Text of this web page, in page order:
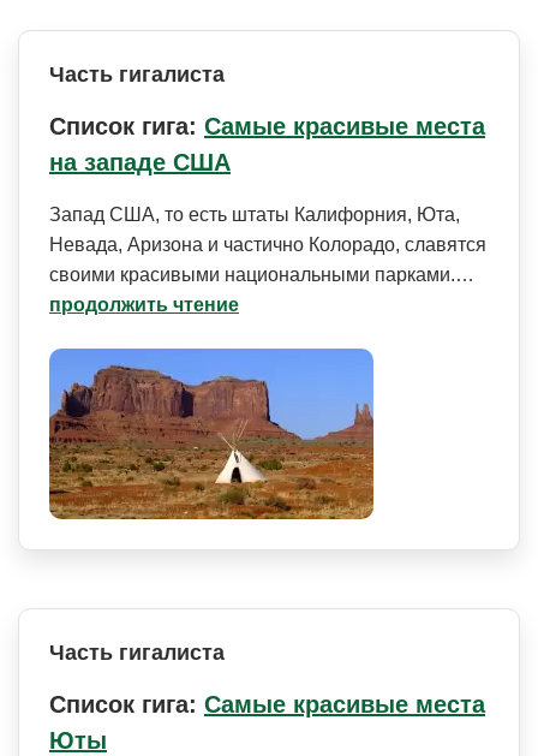
Часть гигалиста
Список гига: Самые красивые места
на западе США
Запад США, то есть штаты Калифорния, Юта,
Невада, Аризона и частично Колорадо, славятся
своими красивыми национальными парками.…
продолжить чтение
Часть гигалиста
Список гига: Самые красивые места
Юты